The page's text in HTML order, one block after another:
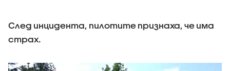
След инцидента, пилотите признаха, че има
страх.